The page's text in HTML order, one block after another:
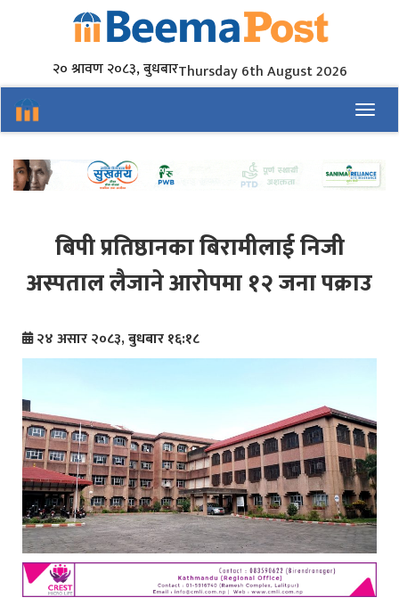
२० श्रावण २०८३, बुधबारThursday 6th August 2026
बिपी प्रतिष्ठानका बिरामीलाई निजी
अस्पताल लैजाने आरोपमा १२ जना पक्राउ
२४ असार २०८३, बुधबार १६:१८